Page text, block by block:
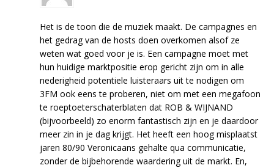
Het is de toon die de muziek maakt. De campagnes en
het gedrag van de hosts doen overkomen alsof ze
weten wat goed voor je is. Een campagne moet met
hun huidige marktpositie erop gericht zijn om in alle
nederigheid potentiele luisteraars uit te nodigen om
3FM ook eens te proberen, niet om met een megafoon
te roeptoeterschaterblaten dat ROB & WIJNAND
(bijvoorbeeld) zo enorm fantastisch zijn en je daardoor
meer zin in je dag krijgt. Het heeft een hoog misplaatst
jaren 80/90 Veronicaans gehalte qua communicatie,
zonder de bijbehorende waardering uit de markt. En,